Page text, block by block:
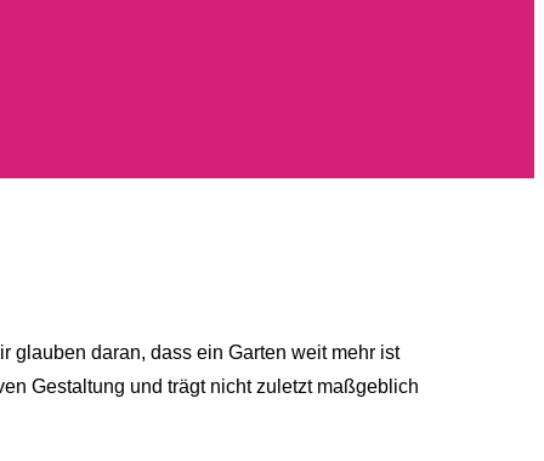
glauben daran, dass ein Garten weit mehr ist
Gestaltung und trägt nicht zuletzt maßgeblich